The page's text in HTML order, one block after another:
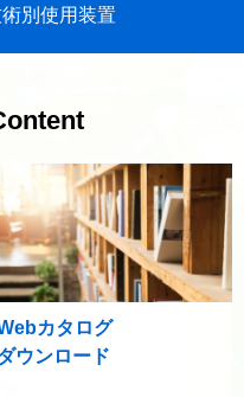
別使用装置
カタログ
ウンロード